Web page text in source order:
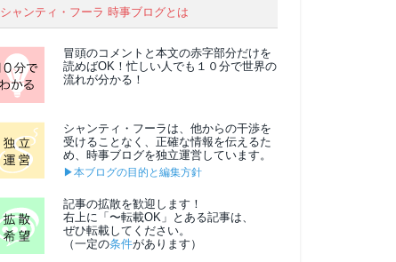
シャンティ・フーラ 時事ブログとは
冒頭のコメントと本文の赤字部分だけを
読めばOK！忙しい人でも１０分で世界の
流れが分かる！
シャンティ・フーラは、他からの干渉を
受けることなく、正確な情報を伝えるた
め、時事ブログを独立運営しています。
▶本ブログの目的と編集方針
記事の拡散を歓迎します！
右上に「〜転載OK」とある記事は、
ぜひ転載してください。
（一定の条件があります）